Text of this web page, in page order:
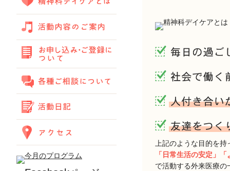
上記のような目的を持
「日常生活の安定」
で活動する外来医療の